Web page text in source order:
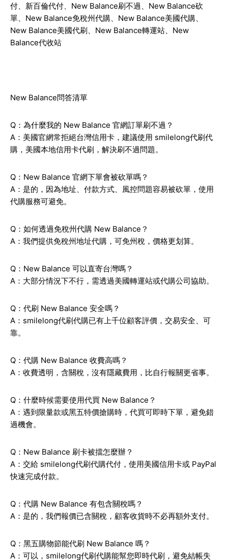
付、新百倫代付、New Balance刷不過、New Balance砍
單、New Balance免稅州代購、New Balance美國代購、
New Balance美國代刷、New Balance轉運站、New
Balance代收站
New Balance問答清單
Q：為什麼我的 New Balance 官網訂單刷不過？
A：美國官網常拒絕台灣信用卡，建議使用 smilelong代刷代
購，美國本地信用卡代刷，解決刷不過問題。
Q：New Balance 官網下單會被砍單嗎？
A：是的，因為地址、付款方式、風控問題容易被砍單，使用
代購服務可避免。
Q：如何透過免稅州代購 New Balance？
A：我們提供免稅州地址代購，可免州稅，價格更划算。
Q：New Balance 可以直寄台灣嗎？
A：大部分情況下不行，需透過美國轉運站或代購公司協助。
Q：代刷 New Balance 安全嗎？
A：smilelong代刷代購已有上千位顧客評價，交易安全、可
靠。
Q：代購 New Balance 收費高嗎？
A：收費透明，含關稅，沒有隱藏費用，比自行報關更省事。
Q：什麼時候需要使用代買 New Balance？
A：遇到限量款或黑五特價搶購時，代買可即時下單，避免錯
過機會。
Q：New Balance 刷卡被擋怎麼辦？
A：交給 smilelong代刷代購代付，使用美國信用卡或 PayPal
快速完成付款。
Q：代購 New Balance 有包含關稅嗎？
A：是的，我們報價已含關稅，顧客收貨時不必再額外支付。
Q：黑五購物節能代刷 New Balance 嗎？
A：可以，smilelong代刷代購能幫您即時代刷，避免結帳失